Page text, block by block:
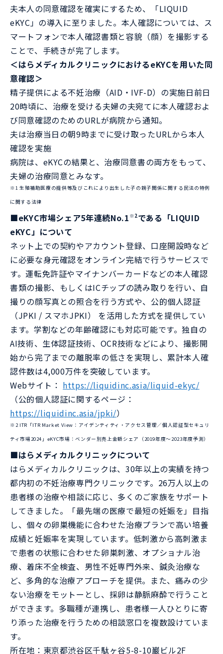
夫本人の同意確認を確実にするため、「LIQUID
eKYC」の導入に至りました。本人確認については、ス
マートフォンで本人確認書類と容貌（顔）を撮影する
ことで、手続きが完了します。
＜はらメディカルクリニックにおけるeKYCを用いた同
意確認＞
精子提供による不妊治療（AID・IVF-D）の実施日前日
20時頃に、治療を受ける夫婦の夫宛てに本人確認およ
び同意確認のためのURLが病院から通知。
夫は治療当日の朝9時までに受け取ったURLから本人
確認を実施
病院は、eKYCの結果と、治療同意書の両方をもって、
夫婦の治療同意とみなす。
※1 生殖補助医療の提供等及びこれにより出生した子の親子関係に関する民法の特例
に関する法律
■eKYC市場シェア5年連続No.1 ※2である「LIQUID
eKYC」について
ネット上での契約やアカウント登録、口座開設時など
に必要な身元確認をオンライン完結で行うサービスで
す。運転免許証やマイナンバーカードなどの本人確認
書類の撮影、もしくはICチップの読み取りを行い、自
撮りの顔写真との照合を行う方式や、公的個人認証
（JPKI / スマホJPKI） を活用した方式を提供してい
ます。学割などの年齢確認にも対応可能です。独自の
AI技術、生体認証技術、OCR技術などにより、撮影開
始から完了までの離脱率の低さを実現し、累計本人確
認件数は4,000万件を突破しています。
Webサイト： https://liquidinc.asia/liquid-ekyc/
（公的個人認証に関するページ：
https://liquidinc.asia/jpki/）
※2 ITR「ITR Market View：アイデンティティ・アクセス管理／個人認証型セキュリ
ティ市場2024」eKYC市場：ベンダー別売上金額シェア（2019年度～2023年度予測）
■はらメディカルクリニックについて
はらメディカルクリニックは、30年以上の実績を持つ
都内初の不妊治療専門クリニックです。26万人以上の
患者様の治療や相談に応じ、多くのご家族をサポート
してきました。「最先端の医療で最短の妊娠を」目指
し、個々の卵巣機能に合わせた治療プランで高い培養
成績と妊娠率を実現しています。低刺激から高刺激ま
で患者の状態に合わせた卵巣刺激、オプショナル治
療、着床不全検査、男性不妊専門外来、鍼灸治療な
ど、多角的な治療アプローチを提供。また、痛みの少
ない治療をモットーとし、採卵は静脈麻酔で行うこと
ができます。多職種が連携し、患者様一人ひとりに寄
り添った治療を行うための相談窓口を複数設けていま
す。
所在地：東京都渋谷区千駄ヶ谷5-8-10巌ビル2F